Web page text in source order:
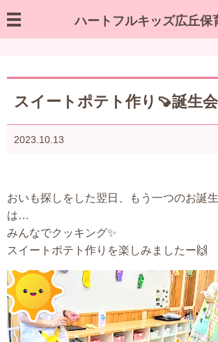
ハートフルキッズ広丘保
園の様子／お知らせ
スイートポテト作り🍠誕生
2023.10.13
おいも探しをした翌日、もう一つのお誕
は…
みんなでクッキング✨
スイートポテト作りを楽しみましたー🙌